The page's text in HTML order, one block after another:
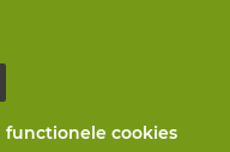
functionele cookies